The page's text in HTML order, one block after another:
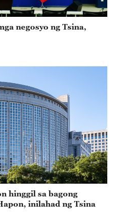
negosyo ng Tsina,
hinggil sa bagong
inilahad ng Tsina